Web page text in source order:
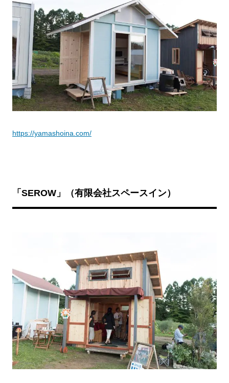
https://yamashoina.com/
「SEROW 」（有限会社スペースイン）